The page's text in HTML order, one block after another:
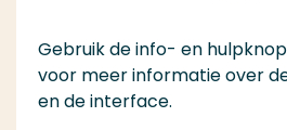
Gebruik de info- en
voor meer informatie over
en de interface.